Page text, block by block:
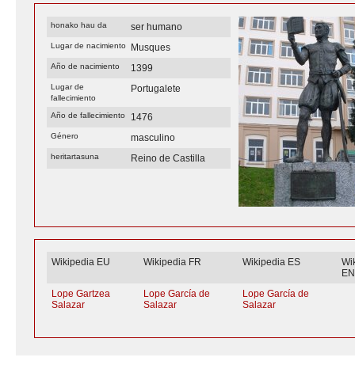
honako hau da ser humano
Lugar de nacimiento Musques
Año de nacimiento 1399
Lugar de
fallecimiento
Portugalete
Año de fallecimiento 1476
Género masculino
heritartasuna Reino de Castilla
Wikipedia EU Wikipedia FR Wikipedia ES
EN
Lope Gartzea
Salazar
Lope García de
Salazar
Lope García de
Salazar